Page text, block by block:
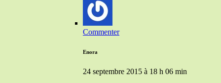
Commenter
Enora
24 septembre 2015 à 18 h 06 min